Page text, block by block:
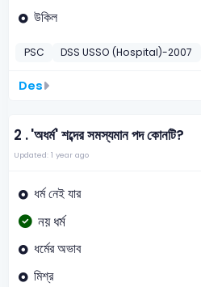
উকিল
PSC DSS USSO (Hospital)-2007
Des
2 .'অধর্ম' শব্দের সমস্যমান পদ কোনটি?
Updated: 1 year ago
ধর্ম নেই যার
নয় ধর্ম
ধর্মের অভাব
মিশ্র